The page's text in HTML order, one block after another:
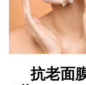
抗老面